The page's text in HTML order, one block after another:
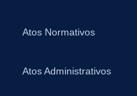
Atos Normativos
Atos Administrativos